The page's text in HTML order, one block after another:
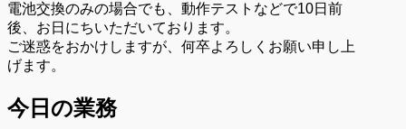
電池交換のみの場合でも、動作テストなどで10日前
後、お日にちいただいております。
ご迷惑をおかけしますが、何卒よろしくお願い申し上
げます。
今日の業務